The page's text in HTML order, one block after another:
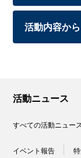
活動ニュース
すべての活動ニュース
イベント報告